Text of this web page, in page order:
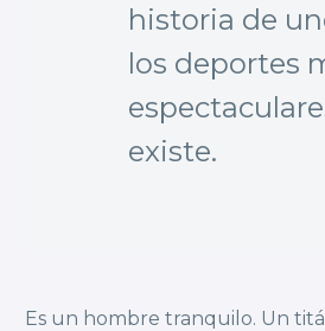
historia de
los deportes
existe.
Es un hombre tranquilo. Un